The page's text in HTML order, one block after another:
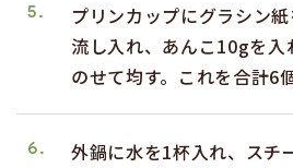
5.
プリンカップにグラシン
流し入れ、あんこ10gを入
のせて均す。これを合計6
6.
外鍋に水を1杯入れ、スチ